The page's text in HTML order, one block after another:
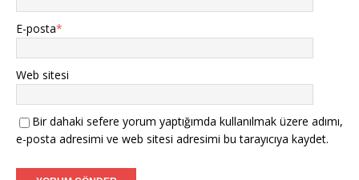
E-posta*
Web sitesi
Bir dahaki sefere yorum yaptığımda kullanılmak üzere adımı,
e-posta adresimi ve web sitesi adresimi bu tarayıcıya kaydet.